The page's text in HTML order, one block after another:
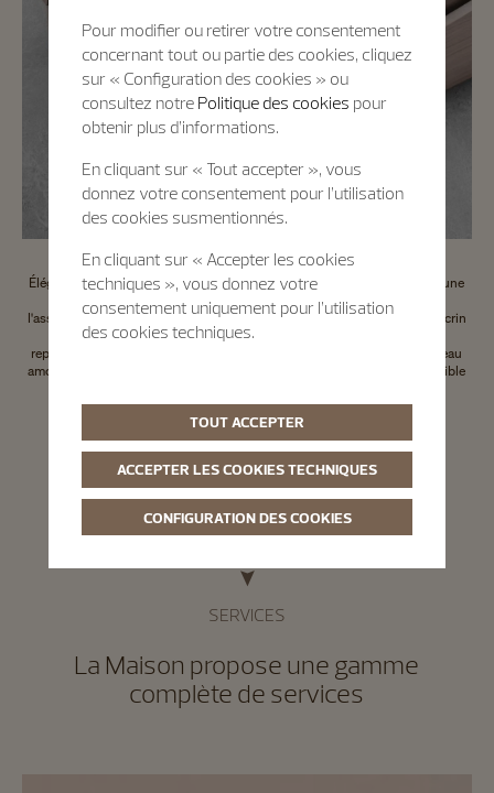
Élégant, raffiné et personnalisable, ce nouvel écrin pour montre arbore une
marqueterie de bois. La technique décorative utilisée s'appuie sur
l'assemblage d'un ou plusieurs types de bois. La partie supérieure de l'écrin
en bois est réalisée en marqueterie de peuplier et ornée d'un motif
représentant la croix de Malte, emblème de la Maison. Grâce à son plateau
amovible, l'écrin peut accueillir jusqu'à 3 montres. Il est également possible
SERVICES
La Maison propose une gamme
complète de services
Pour modifier ou retirer votre consentement
concernant tout ou partie des cookies, cliquez
sur « Configuration des cookies » ou
consultez notre Politique des cookies pour
obtenir plus d’informations.
En cliquant sur « Tout accepter », vous
donnez votre consentement pour l’utilisation
des cookies susmentionnés.
En cliquant sur « Accepter les cookies
techniques », vous donnez votre
consentement uniquement pour l’utilisation
des cookies techniques.
TOUT ACCEPTER
ACCEPTER LES COOKIES TECHNIQUES
CONFIGURATION DES COOKIES